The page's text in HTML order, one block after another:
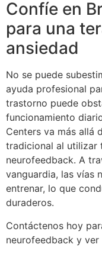
Confíe en
para una
ansiedad
No se puede
ayuda profesional
trastorno puede
funcionamiento
Centers va más allá
tradicional al utilizar
neurofeedback. A
vanguardia, las vías
entrenar, lo que
duraderos.
Contáctenos hoy
neurofeedback y ver